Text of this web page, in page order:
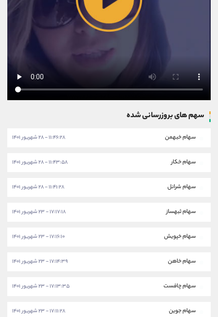
سهم های بروزرسانی شده
سهام خبهمن ۱۱:۴۶:۲۸ - ۲۸ شهریور ۱۴۰۱
سهام خکار ۱۱:۴۳:۵۸ - ۲۸ شهریور ۱۴۰۱
سهام شرانل ۱۱:۴۱:۲۸ - ۲۸ شهریور ۱۴۰۱
سهام ثبهساز ۱۷:۱۷:۱۸ - ۲۳ شهریور ۱۴۰۱
سهام خپویش ۱۷:۱۶:۱۰ - ۲۳ شهریور ۱۴۰۱
سهام خاهن ۱۷:۱۴:۳۹ - ۲۳ شهریور ۱۴۰۱
سهام چافست ۱۷:۱۳:۳۵ - ۲۳ شهریور ۱۴۰۱
سهام جوین ۱۷:۱۱:۲۸ - ۲۳ شهریور ۱۴۰۱